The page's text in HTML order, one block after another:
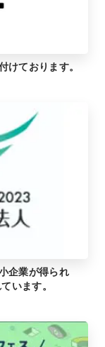
けております。
企業が得られ
います。